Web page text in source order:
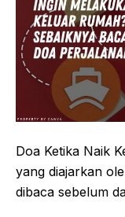
Doa Ketika Naik
yang diajarkan
dibaca sebelum